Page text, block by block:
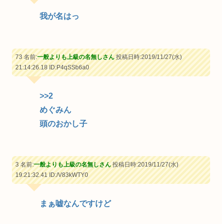
我が名はっ
73 名前:一般よりも上級の名無しさん投稿日時:2019/11/27(水)
21:14:26.18ID:P4qSSb6a0
>>2
めぐみん
頭のおかし子
3 名前:一般よりも上級の名無しさん投稿日時:2019/11/27(水)
19:21:32.41ID:/V83kWTY0
まぁ嘘なんですけど